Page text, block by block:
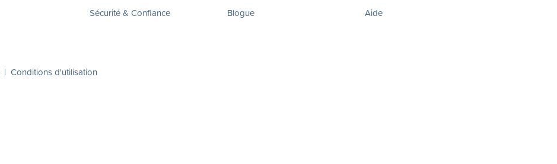
Sécurité & Confiance
Blogue
Aide
| Conditions d'utilisation